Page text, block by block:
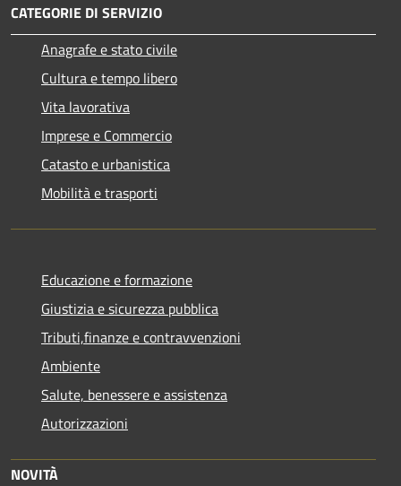
CATEGORIE DI SERVIZIO
Anagrafe e stato civile
Cultura e tempo libero
Vita lavorativa
Imprese e Commercio
Catasto e urbanistica
Mobilità e trasporti
Educazione e formazione
Giustizia e sicurezza pubblica
Tributi,finanze e contravvenzioni
Ambiente
Salute, benessere e assistenza
Autorizzazioni
NOVITÀ